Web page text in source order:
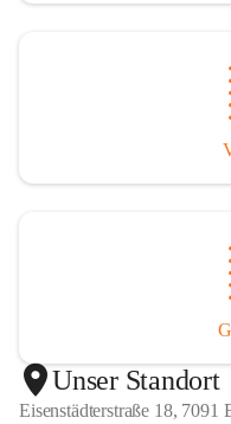
Unser Standort
Eisenstädterstraße 18,